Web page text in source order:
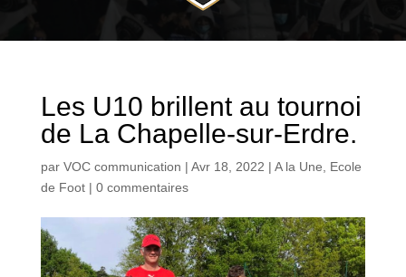
Les U10 brillent au tournoi
de La Chapelle-sur-Erdre.
par VOC communication | Avr 18, 2022 | A la Une, Ecole
de Foot| 0 commentaires